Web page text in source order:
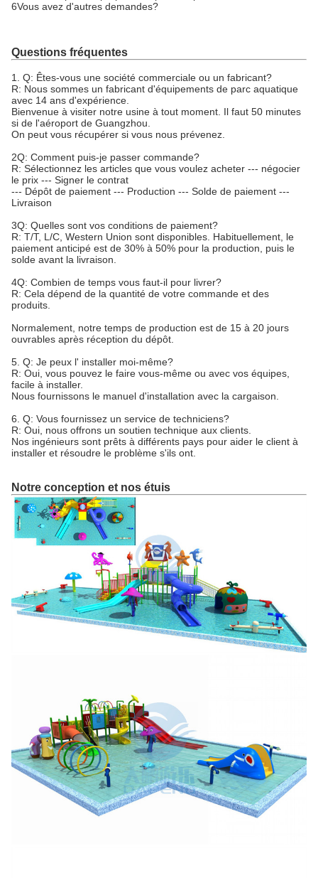
6Vous avez d'autres demandes?
Questions fréquentes
1. Q: Êtes-vous une société commerciale ou un fabricant?
R: Nous sommes un fabricant d'équipements de parc aquatique
avec 14 ans d'expérience.
Bienvenue à visiter notre usine à tout moment. Il faut 50 minutes
si de l'aéroport de Guangzhou.
On peut vous récupérer si vous nous prévenez.
2Q: Comment puis-je passer commande?
R: Sélectionnez les articles que vous voulez acheter --- négocier
le prix --- Signer le contrat
--- Dépôt de paiement --- Production --- Solde de paiement ---
Livraison
3Q: Quelles sont vos conditions de paiement?
R: T/T, L/C, Western Union sont disponibles. Habituellement, le
paiement anticipé est de 30% à 50% pour la production, puis le
solde avant la livraison.
4Q: Combien de temps vous faut-il pour livrer?
R: Cela dépend de la quantité de votre commande et des
produits.
Normalement, notre temps de production est de 15 à 20 jours
ouvrables après réception du dépôt.
5. Q: Je peux l' installer moi-même?
R: Oui, vous pouvez le faire vous-même ou avec vos équipes,
facile à installer.
Nous fournissons le manuel d'installation avec la cargaison.
6. Q: Vous fournissez un service de techniciens?
R: Oui, nous offrons un soutien technique aux clients.
Nos ingénieurs sont prêts à différents pays pour aider le client à
installer et résoudre le problème s'ils ont.
Notre conception et nos étuis